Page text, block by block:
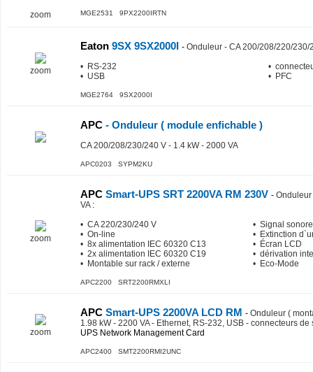
zoom MGE2531 9PX2200IRTN
zoom
Eaton 9SX 9SX2000I - Onduleur - CA 200/208/220/230/
• RS-232
• USB
•
• PFC
MGE2764 9SX2000I
APC - Onduleur ( module enfichable )
CA 200/208/230/240 V - 1.4 kW - 2000 VA
APC0203 SYPM2KU
zoom
APC Smart-UPS SRT 2200VA RM 230V - Onduleur
VA:
• CA 220/230/240 V
• On-line
• 8x alimentation IEC 60320 C13
• 2x alimentation IEC 60320 C19
• Montable sur rack / externe
• Signal sonore
• Extinction
• Écran LCD
• dérivation
• Eco-Mode
APC2200 SRT2200RMXLI
zoom
APC Smart-UPS 2200VA LCD RM - Onduleur (
1.98 kW - 2200 VA - Ethernet, RS-232, USB - connecteurs de
UPS Network Management Card
APC2400 SMT2200RMI2UNC